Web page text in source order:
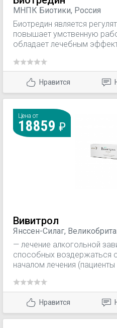
МНПК Биотики, Россия
Биотредин является
повышает умственную
обладает лечебным
алкоголю.
Нравится
Цена от
18859
Вивитрол
Янссен-Силаг,
— лечение алкогольной
способных воздержаться
началом лечения
— предотвращение
зависимости после
Опиоидзависимые
которые получают лечение
Нравится